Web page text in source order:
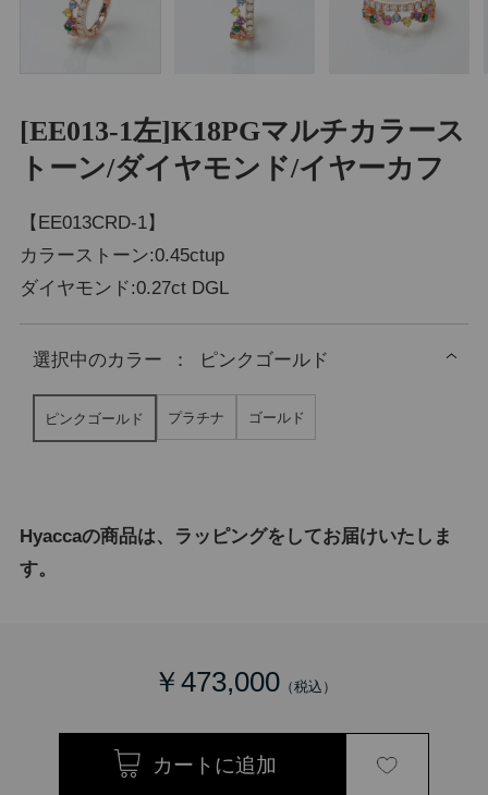
[EE013-1左]K18PGマルチカラース
トーン/ダイヤモンド/イヤーカフ
【EE013CRD-1】
カラーストーン:0.45ctup
ダイヤモンド:0.27ct DGL
選択中のカラー ： ピンクゴールド
ピンクゴールド プラチナ ゴールド
Hyaccaの商品は、ラッピングをしてお届けいたしま
す。
￥473,000